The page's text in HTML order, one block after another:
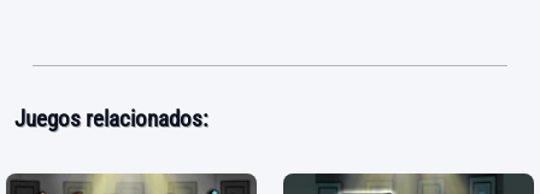
Juegos relacionados: